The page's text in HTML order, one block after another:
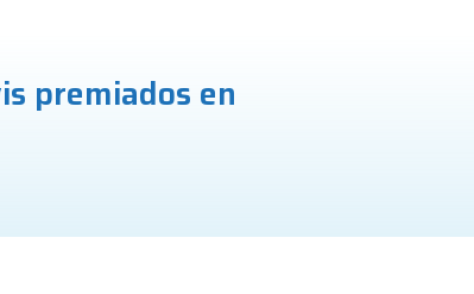
premiados en